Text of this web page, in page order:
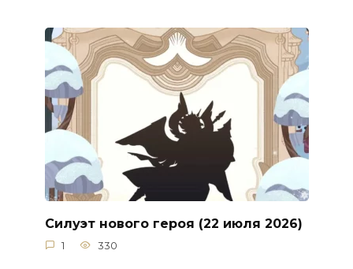
Силуэт нового героя (22 июля 2026)
1 330